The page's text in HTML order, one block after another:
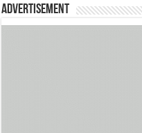
Advertisement